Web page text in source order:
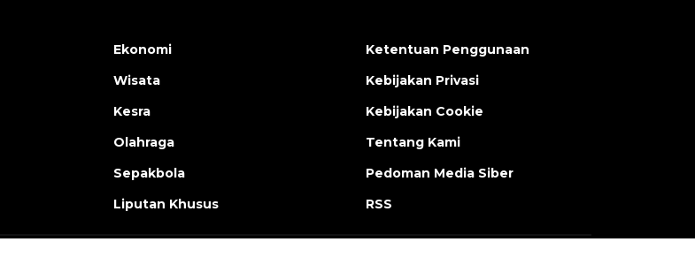
Ekonomi
Wisata
Kesra
Olahraga
Sepakbola
Liputan Khusus
Ketentuan Penggunaan
Kebijakan Privasi
Kebijakan Cookie
Tentang Kami
Pedoman Media Siber
RSS